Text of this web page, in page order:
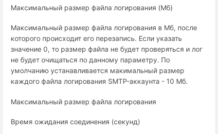
Максимальный размер файла логирования (Мб)
Максимальный размер файла логирования в Мб, после
которого происходит его перезапись. Если указать
значение 0, то размер файла не будет проверяться и лог
не будет очищаться по данному параметру. По
умолчанию устанавливается макимальный размер
каждого файла логирования SMTP-аккаунта - 10 Мб.
Максимальный размер файла логирования
Время ожидания соединения (секунд)